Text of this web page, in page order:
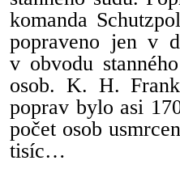
komanda
popraveno jen v
v obvodu
osob. K. H.
poprav bylo asi
počet osob
tisíc…